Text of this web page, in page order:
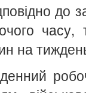
до
на